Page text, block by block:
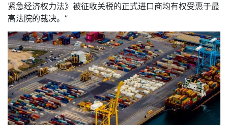
紧急经济权力法》被征收关税的正式进口商均有权受惠于最
高法院的裁决。”